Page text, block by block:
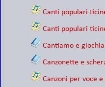
Canti populari
Canti populari
Cantiamo e
Canzonette e
Canzoni per voce